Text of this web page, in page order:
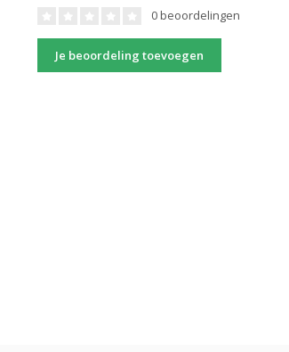
0 beoordelingen
Je beoordeling toevoegen